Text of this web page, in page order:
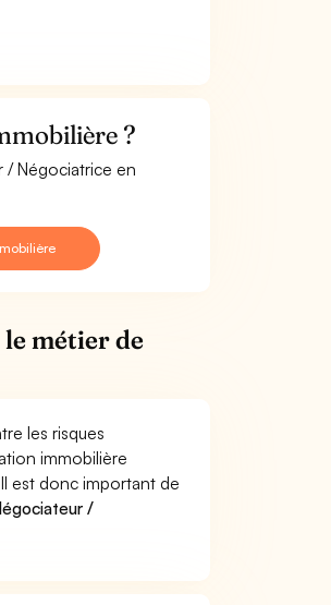
?
/ Négociatrice en
métier de
les risques
immobilière
est donc important de
/